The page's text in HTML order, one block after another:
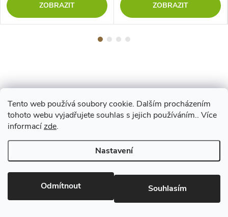
Tento web používá soubory cookie. Dalším procházením
tohoto webu vyjadřujete souhlas s jejich používáním.. Více
informacízde.
Nastavení
Odmítnout Souhlasím
ZOBRAZIT ZOBRAZIT
Z
á
p
a
Copyright 2026www.vyrejeme.cz. Všechna práva vyhrazena.Upravit
nastavení cookies